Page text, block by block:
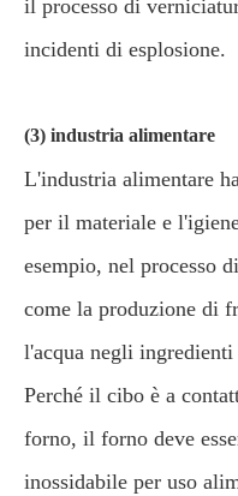
il processo di
incidenti di esplosione.
(3) industria alimentare
L'industria alimentare
per il materiale e
esempio, nel processo
come la produzione di
l'acqua negli ingredienti
Perché il cibo è a
forno, il forno deve
inossidabile per uso